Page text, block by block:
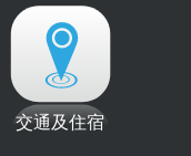
交通及住宿